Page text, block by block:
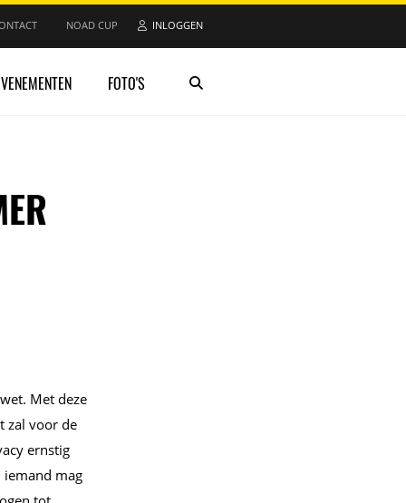
NOAD CUP INLOGGEN
FOTO'S
Met deze
zal voor de
ernstig
iemand mag